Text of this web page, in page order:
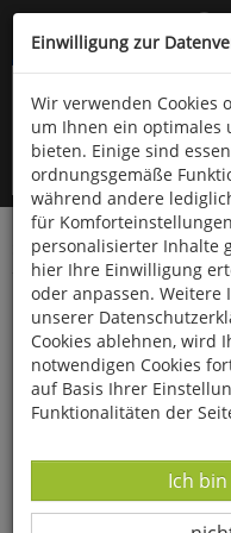
Kompletten Head der
oder
Startseite Technik &
Kuschel-
Einwilligung zur
Wir verwenden Cookies
um Ihnen ein optimales
bieten. Einige sind
ordnungsgemäße
während andere
für
personalisierter Inhalte
hier Ihre Einwilligung
oder anpassen.
unserer
Cookies ablehnen, wird
notwendigen Cookies
auf Basis Ihrer
Funktionalitäten der
Ich